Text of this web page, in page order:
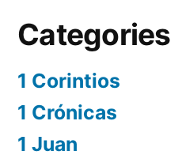
Categories
1 Corintios
1 Crónicas
1 Juan